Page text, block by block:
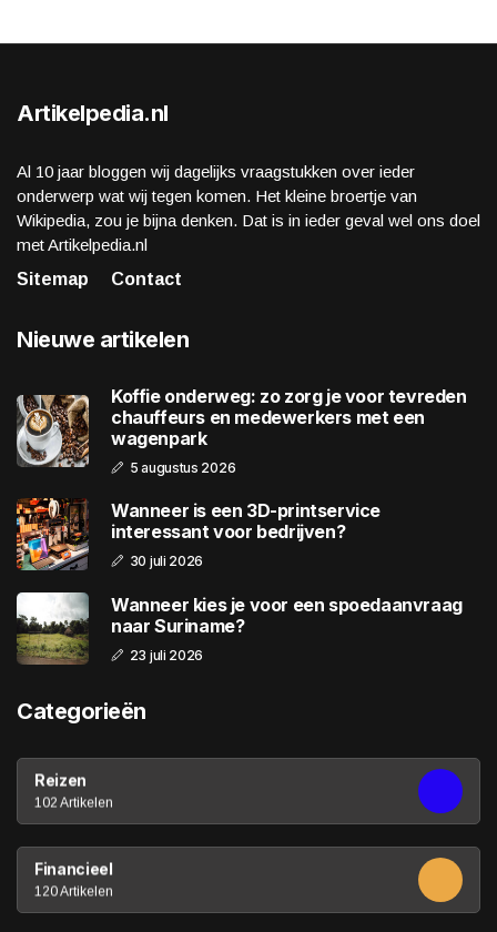
Artikelpedia.nl
Al 10 jaar bloggen wij dagelijks vraagstukken over ieder
onderwerp wat wij tegen komen. Het kleine broertje van
Wikipedia, zou je bijna denken. Dat is in ieder geval wel ons doel
met Artikelpedia.nl
Sitemap
Contact
Nieuwe artikelen
Koffie onderweg: zo zorg je voor tevreden
chauffeurs en medewerkers met een
wagenpark
5 augustus 2026
Wanneer is een 3D-printservice
interessant voor bedrijven?
30 juli 2026
Wanneer kies je voor een spoedaanvraag
naar Suriname?
23 juli 2026
Categorieën
Reizen
102 Artikelen
Financieel
120 Artikelen